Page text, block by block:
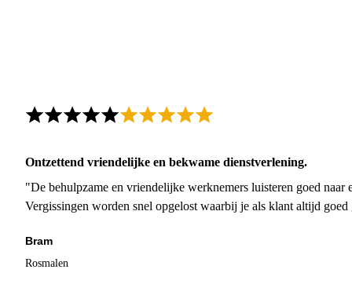
Ontzettend vriendelijke en bekwame dienstverlening.
"De behulpzame en vriendelijke werknemers luisteren goed naar
Vergissingen worden snel opgelost waarbij je als klant altijd
Bram
Rosmalen